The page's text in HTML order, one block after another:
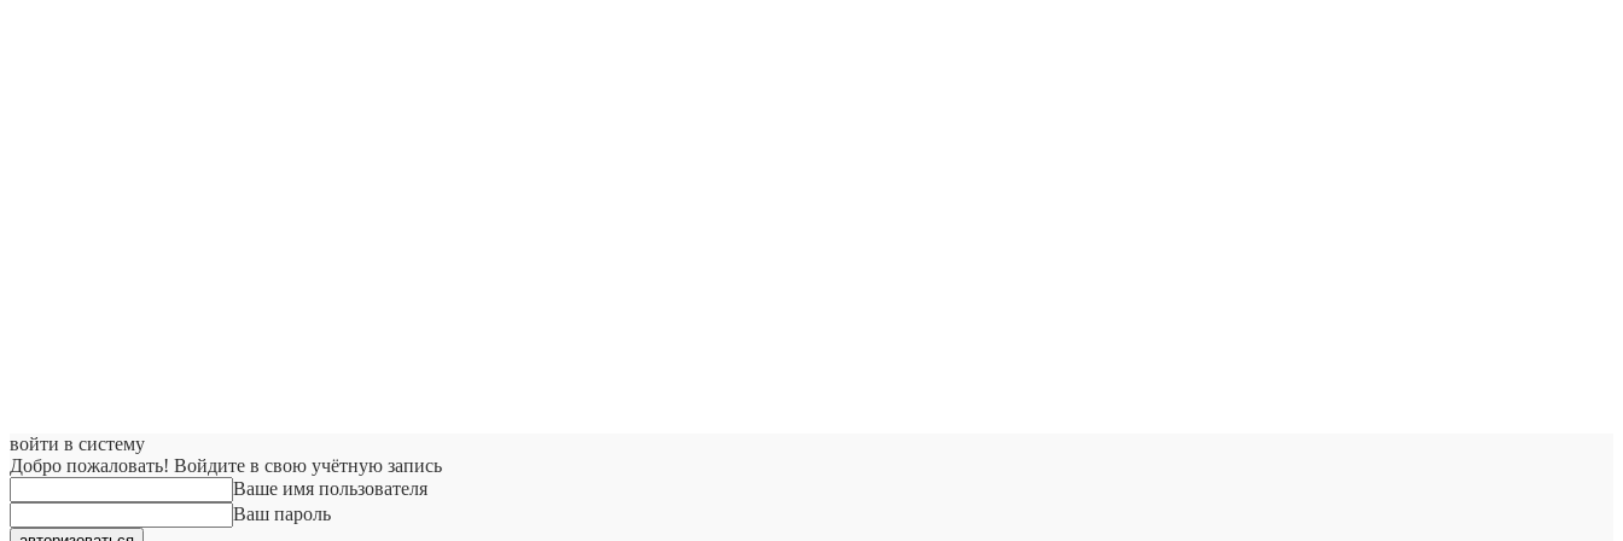
войти в систему
Добро пожаловать! Войдите в свою учётную запись
Ваше имя пользователя
Ваш пароль